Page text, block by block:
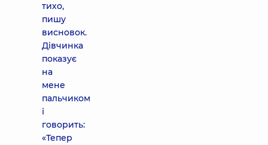
тихо,
пишу
висновок.
Дівчинка
показує
на
мене
пальчиком
і
говорить:
«Тепер